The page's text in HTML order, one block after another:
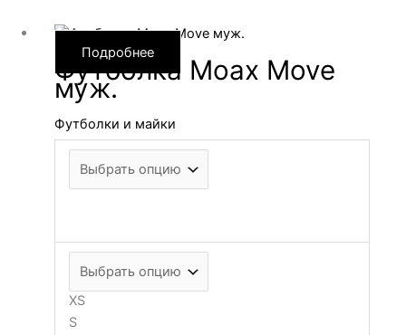
Подробнее
Футболка Moax Move
муж.
Футболки и майки
XS
S